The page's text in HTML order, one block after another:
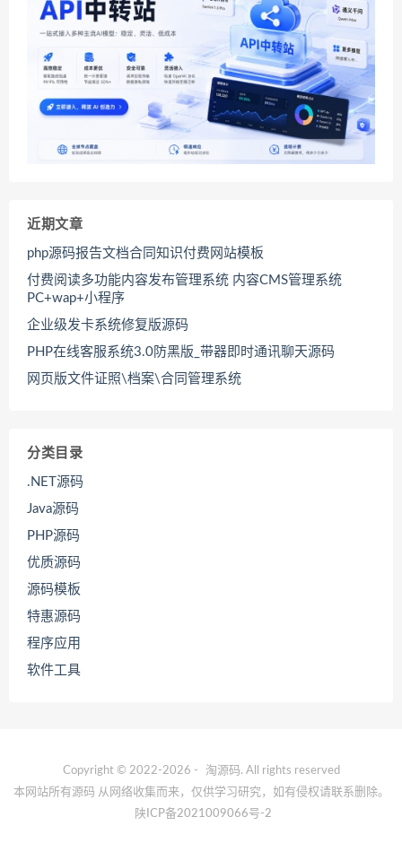
近期文章
php源码报告文档合同知识付费网站模板
付费阅读多功能内容发布管理系统 内容CMS管理系统
PC+wap+小程序
企业级发卡系统修复版源码
PHP在线客服系统3.0防黑版_带器即时通讯聊天源码
网页版文件证照\档案\合同管理系统
分类目录
.NET源码
Java源码
PHP源码
优质源码
源码模板
特惠源码
程序应用
软件工具
Copyright © 2022-2026 - 淘源码. All rights reserved
本网站所有源码 从网络收集而来，仅供学习研究，如有侵权请联系删除。
陕ICP备2021009066号-2